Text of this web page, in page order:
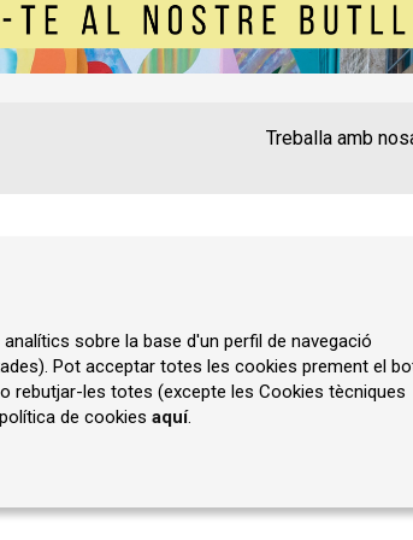
Treballa amb
sobre la base d'un perfil de navegació
Pot acceptar totes les cookies prement el
rebutjar-les totes (excepte les Cookies tècniques
de cookies aquí.